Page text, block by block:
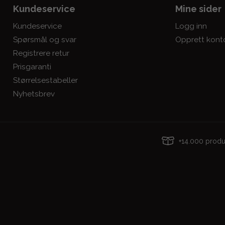
Kundeservice
Kundeservice
Spørsmål og svar
Registrere retur
Prisgaranti
Størrelsestabeller
Nyhetsbrev
Mine sider
Logg inn
Opprett
+14.000